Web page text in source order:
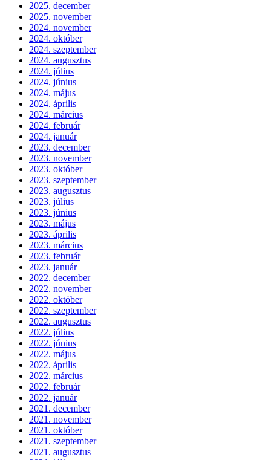
2025. december
2025. november
2024. november
2024. október
2024. szeptember
2024. augusztus
2024. július
2024. június
2024. május
2024. április
2024. március
2024. február
2024. január
2023. december
2023. november
2023. október
2023. szeptember
2023. augusztus
2023. július
2023. június
2023. május
2023. április
2023. március
2023. február
2023. január
2022. december
2022. november
2022. október
2022. szeptember
2022. augusztus
2022. július
2022. június
2022. május
2022. április
2022. március
2022. február
2022. január
2021. december
2021. november
2021. október
2021. szeptember
2021. augusztus